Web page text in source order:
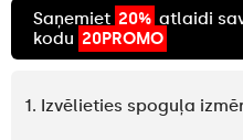
Saņemiet 20% atlaidi
kodu 20PROMO
1. Izvēlieties spoguļa